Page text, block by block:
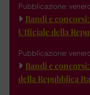
Pubblicazione:
Bandi e
Ufficiale della
Pubblicazione:
Bandi e
della Repubblica